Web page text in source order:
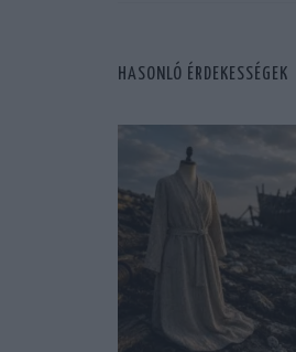
HASONLÓ ÉRDEKESSÉGEK